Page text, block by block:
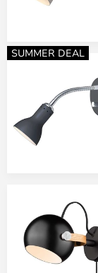
SUMMER DEAL